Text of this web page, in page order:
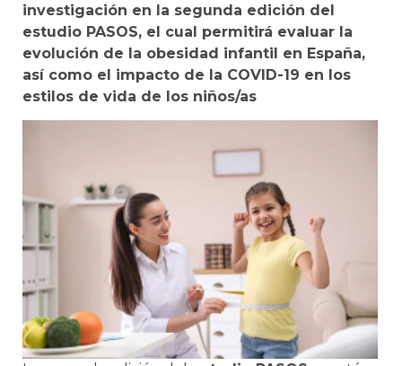
investigación en la segunda edición del
estudio PASOS, el cual permitirá evaluar la
evolución de la obesidad infantil en España,
así como el impacto de la COVID-19 en los
estilos de vida de los niños/as